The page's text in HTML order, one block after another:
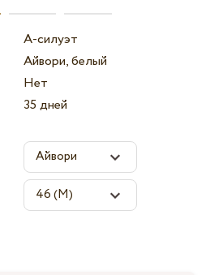
А-силуэт
Айвори, белый
Нет
35 дней